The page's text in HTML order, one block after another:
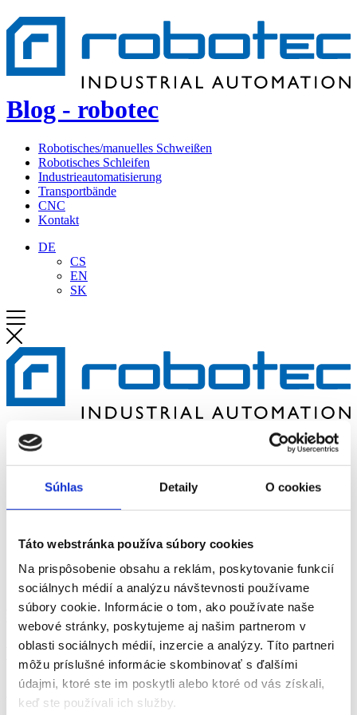
Súhlas Detaily O cookies
Táto webstránka používa súbory cookies
Na prispôsobenie obsahu a reklám, poskytovanie funkcií
sociálnych médií a analýzu návštevnosti používame
súbory cookie. Informácie o tom, ako používate naše
webové stránky, poskytujeme aj našim partnerom v
oblasti sociálnych médií, inzercie a analýzy. Títo partneri
môžu príslušné informácie skombinovať s ďalšími
údajmi, ktoré ste im poskytli alebo ktoré od vás získali,
keď ste používali ich služby.
Blog - robotec
Robotisches/manuelles Schweißen
Robotisches Schleifen
Industrie­automatisierung
Transportbände
CNC
Kontakt
DE
CS
EN
SK
Robotisches/manuelles Schweißen
Industrie­automatisierung
Transportbände
Kontakt
Hause
Blog
Blog
Einleitung
Artikel